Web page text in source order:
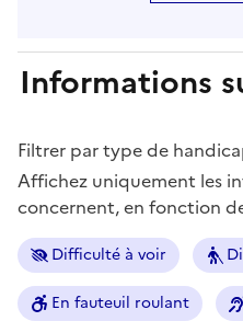
Informations
Filtrer par type de
Affichez uniquement les
concernent, en fonction
Difficulté à voir
En fauteuil roulant